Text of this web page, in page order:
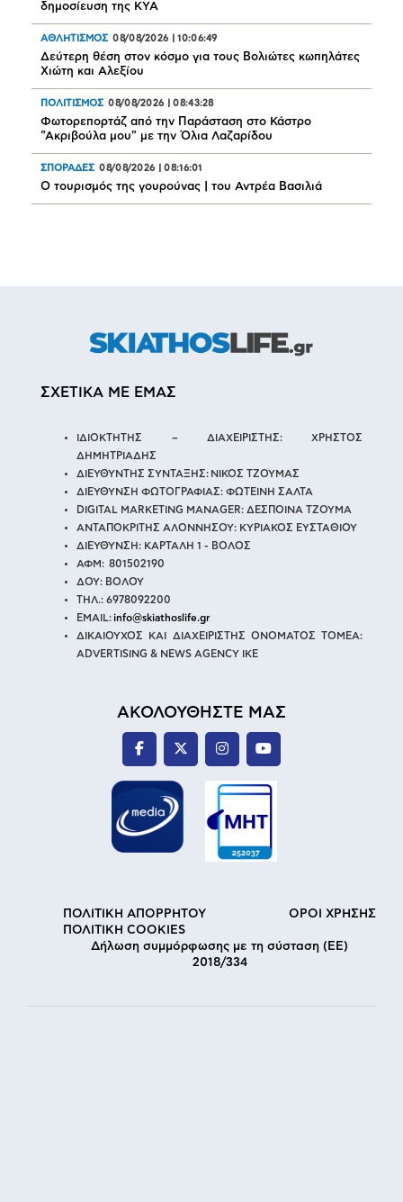
δημοσίευση της ΚΥΑ
ΑΘΛΗΤΙΣΜΟΣ 08/08/2026 10:06:49
Δεύτερη θέση στον κόσμο για τους Βολιώτες κωπηλάτες
Χιώτη και Αλεξίου
ΠΟΛΙΤΙΣΜΟΣ 08/08/2026 08:43:28
Φωτορεπορτάζ από την Παράσταση στο Κάστρο
"Ακριβούλα μου" με την Όλια Λαζαρίδου
ΣΠΟΡΑΔΕΣ 08/08/2026 08:16:01
Ο τουρισμός της γουρούνας | του Αντρέα Βασιλιά
ΣΧΕΤΙΚΑ ΜΕ ΕΜΑΣ
ΙΔΙΟΚΤΗΤΗΣ – ΔΙΑΧΕΙΡΙΣΤΗΣ: ΧΡΗΣΤΟΣ
ΔΗΜΗΤΡΙΑΔΗΣ
ΔΙΕΥΘΥΝΤΗΣ ΣΥΝΤΑΞΗΣ: ΝΙΚΟΣ ΤΖΟΥΜΑΣ
ΔΙΕΥΘΥΝΣΗ ΦΩΤΟΓΡΑΦΙΑΣ: ΦΩΤΕΙΝΗ ΣΑΛΤΑ
DIGITAL MARKETING MANAGER: ΔΕΣΠΟΙΝΑ ΤΖΟΥΜΑ
ΑΝΤΑΠΟΚΡΙΤΗΣ ΑΛΟΝΝΗΣΟΥ: ΚΥΡΙΑΚΟΣ ΕΥΣΤΑΘΙΟΥ
ΔΙΕΥΘΥΝΣΗ: ΚΑΡΤΑΛΗ 1 - ΒΟΛΟΣ
ΑΦΜ: 801502190
ΔΟΥ: ΒΟΛΟΥ
ΤΗΛ.: 6978092200
EMAIL:info@skiathoslife.gr
ΔΙΚΑΙΟΥΧΟΣ ΚΑΙ ΔΙΑΧΕΙΡΙΣΤΗΣ ΟΝΟΜΑΤΟΣ ΤΟΜΕΑ:
ADVERTISING & NEWS AGENCY IKE
ΑΚΟΛΟΥΘΗΣΤΕ ΜΑΣ
ΠΟΛΙΤΙΚΗ ΑΠΟΡΡΗΤΟΥ
ΟΡΟΙ ΧΡΗΣΗΣ
ΠΟΛΙΤΙΚΗ COOKIES
Δήλωση συμμόρφωσης με τη σύσταση (ΕΕ)
2018/334